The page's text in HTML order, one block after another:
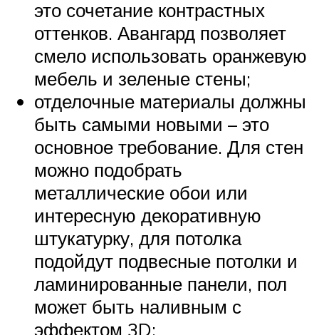
это сочетание контрастных
оттенков. Авангард позволяет
смело использовать оранжевую
мебель и зеленые стены;
отделочные материалы должны
быть самыми новыми – это
основное требование. Для стен
можно подобрать
металлические обои или
интересную декоративную
штукатурку, для потолка
подойдут подвесные потолки и
ламинированные панели, пол
может быть наливным с
эффектом 3D;